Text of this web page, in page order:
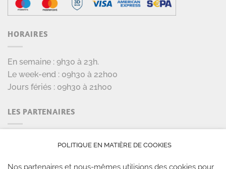
HORAIRES
En semaine : 9h30 à 23h.
Le week-end : 09h30 à 22h00
Jours fériés : 09h30 à 21h00
LES PARTENAIRES
POLITIQUE EN MATIÈRE DE COOKIES
Nos partenaires et nous-mêmes utilisions des cookies pour